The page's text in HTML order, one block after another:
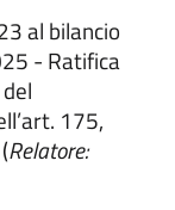
al bilancio
- Ratifica
175,
Relatore: